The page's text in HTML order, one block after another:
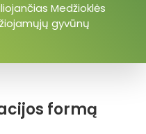
formą
Medžioklės
gyvūnų